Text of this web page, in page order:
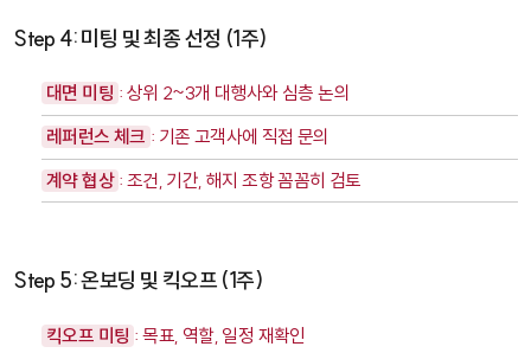
Step 4: 미팅 및 최종 선정 (1주)
대면 미팅 : 상위 2~3개 대행사와 심층 논의
레퍼런스 체크 : 기존 고객사에 직접 문의
계약 협상 : 조건, 기간, 해지 조항 꼼꼼히 검토
Step 5: 온보딩 및 킥오프 (1주)
킥오프 미팅 : 목표, 역할, 일정 재확인